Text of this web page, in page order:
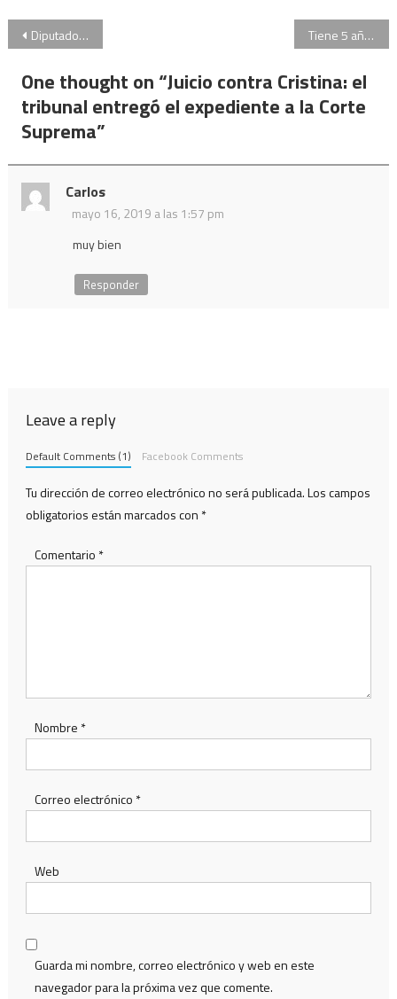
Navegación
de
entradas
Diputados aprobó la nueva ley de financiamiento político Tiene 5 años y legalizó su cambio de género
One thought on “Juicio contra Cristina: el
tribunal entregó el expediente a la Corte
Suprema”
Carlos
mayo 16, 2019 a las 1:57 pm
muy bien
Responder
Leave a reply
Default Comments (1) Facebook Comments
Tu dirección de correo electrónico no será publicada.Los campos
obligatorios están marcados con *
Comentario *
Nombre *
Correo electrónico *
Web
Guarda mi nombre, correo electrónico y web en este
navegador para la próxima vez que comente.